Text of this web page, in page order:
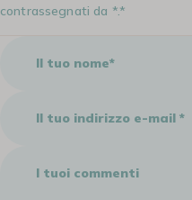
contrassegnati da *.*